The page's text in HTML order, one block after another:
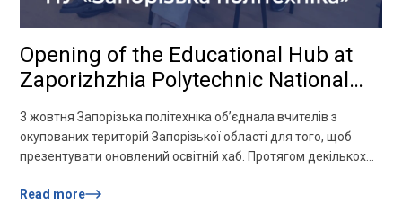
Opening of the Educational Hub at
Zaporizhzhia Polytechnic National
University
3 жовтня Запорізька політехніка об’єднала вчителів з
окупованих територій Запорізької області для того, щоб
презентувати оновлений освітній хаб. Протягом декількох
відкрили двері для тих, хто цього найбільше потребує. Для
Read more